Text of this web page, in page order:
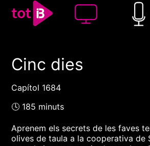
00:00 00:00
Cinc dies
Capítol 1684
🕓 185 minuts
Aprenem els secrets de les faves
olives de taula a la cooperativa de